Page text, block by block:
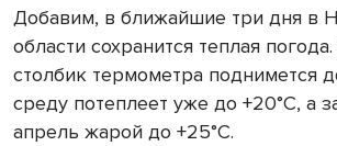
Добавим, в ближайшие три дня в
области сохранится теплая
столбик термометра поднимется
среду потеплеет уже до +20°С, а
апрель жарой до +25°С.